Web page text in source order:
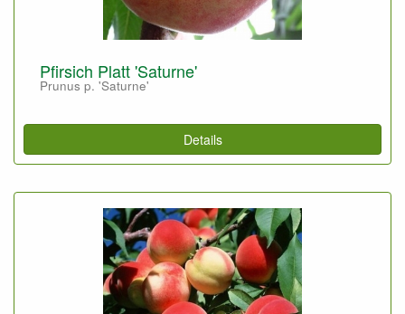
Pfirsich Platt 'Saturne'
Prunus p. 'Saturne'
Details